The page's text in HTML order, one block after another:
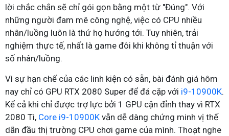
lời chắc chắn sẽ chỉ gói gọn bằng một từ "Đúng". Với
những người đam mê công nghệ, việc có CPU nhiều
nhân/luồng luôn là thứ họ hướng tới. Tuy nhiên, trải
nghiệm thực tế, nhất là game đôi khi không tỉ thuận với
số nhân/luồng.
Vì sự hạn chế của các linh kiện có sẵn, bài đánh giá hôm
nay chỉ có GPU RTX 2080 Super để đá cặp với i9-10900K.
Kể cả khi chỉ được trợ lực bởi 1 GPU cận đỉnh thay vì RTX
2080 Ti, Core i9-10900K vẫn dễ dàng chứng minh vị thế
dẫn đầu thị trường CPU chơi game của mình. Thoạt nghe